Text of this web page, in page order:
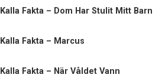
Kalla Fakta – Dom Har Stulit Mitt Barn
Kalla Fakta – Marcus
Kalla Fakta – När Våldet Vann